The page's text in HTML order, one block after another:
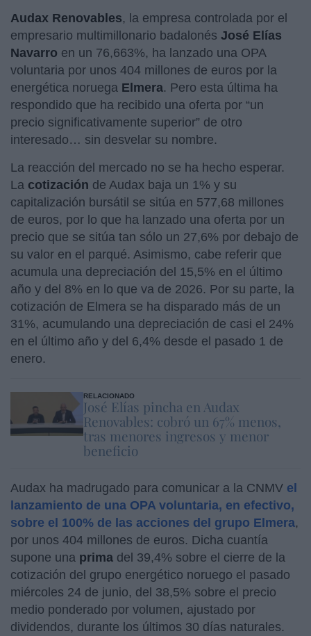
Audax Renovables, la empresa controlada por el
empresario multimillonario badalonés José Elías
Navarro en un 76,663%, ha lanzado una OPA
voluntaria por unos 404 millones de euros por la
energética noruega Elmera. Pero esta última ha
respondido que ha recibido una oferta por “un
precio significativamente superior” de otro
interesado… sin desvelar su nombre.
La reacción del mercado no se ha hecho esperar.
La cotización de Audax baja un 1% y su
capitalización bursátil se sitúa en 577,68 millones
de euros, por lo que ha lanzado una oferta por un
precio que se sitúa tan sólo un 27,6% por debajo de
su valor en el parqué. Asimismo, cabe referir que
acumula una depreciación del 15,5% en el último
año y del 8% en lo que va de 2026. Por su parte, la
cotización de Elmera se ha disparado más de un
31%, acumulando una depreciación de casi el 24%
en el último año y del 6,4% desde el pasado 1 de
enero.
RELACIONADO
José Elías pincha en Audax
Renovables: cobró un 67% menos,
tras menores ingresos y menor
beneficio
Audax ha madrugado para comunicar a la CNMV el
lanzamiento de una OPA voluntaria, en efectivo,
sobre el 100% de las acciones del grupo Elmera,
por unos 404 millones de euros. Dicha cuantía
supone una prima del 39,4% sobre el cierre de la
cotización del grupo energético noruego el pasado
miércoles 24 de junio, del 38,5% sobre el precio
medio ponderado por volumen, ajustado por
dividendos, durante los últimos 30 días naturales.